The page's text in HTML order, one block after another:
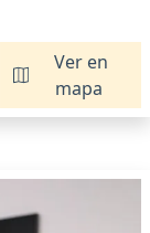
Ver en
mapa